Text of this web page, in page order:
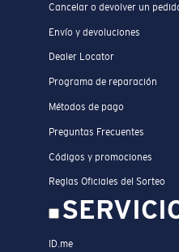
Cancelar o devolver un
Envío y devoluciones
Dealer Locator
Programa de reparación
Métodos de pago
Preguntas Frecuentes
Códigos y promociones
Reglas Oficiales del Sorteo
ID.me